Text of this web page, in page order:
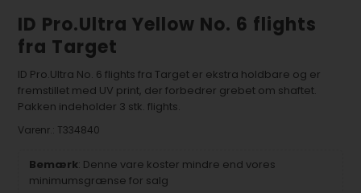
ID Pro.Ultra Yellow No. 6 flights
fra Target
ID Pro.Ultra No. 6 flights fra Target er ekstra holdbare og er
fremstillet med UV print, der forbedrer grebet om shaftet.
Pakken indeholder 3 stk. flights.
Varenr.: T334840
Bemærk: Denne vare koster mindre end vores
minimumsgrænse for salg